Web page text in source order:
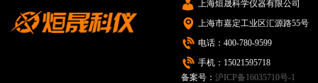
上海烜晟科学仪器有限公司
上海市嘉定工业区汇源路55号
电话：400-780-9599
手机：15021595718
备案号： 沪ICP备16035710号-1